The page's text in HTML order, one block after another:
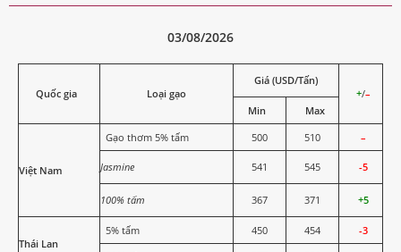
03/08/2026
Quốc gia Loại gạo
Giá (USD/Tấn)
+/–
Min
Max
Việt Nam
Gạo thơm 5% tấm 500 510 –
Jasmine 541 545 -5
100% tấm 367 371 +5
Thái Lan
5% tấm 450 454
-3